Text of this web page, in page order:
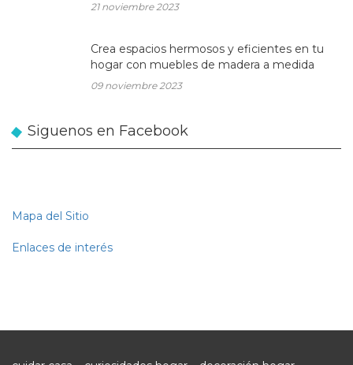
21 noviembre 2023
Crea espacios hermosos y eficientes en tu
hogar con muebles de madera a medida
09 noviembre 2023
Siguenos en Facebook
Mapa del Sitio
Enlaces de interés